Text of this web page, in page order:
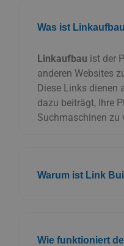
Was ist
Linkaufbau ist der
anderen Websites
Diese Links dienen
dazu beiträgt, Ihre
Suchmaschinen zu
Warum ist Link
Wie funktioniert